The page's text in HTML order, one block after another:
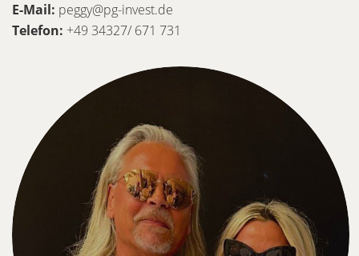
E-Mail: peggy@pg-invest.de
Telefon: +49 34327/ 671 731